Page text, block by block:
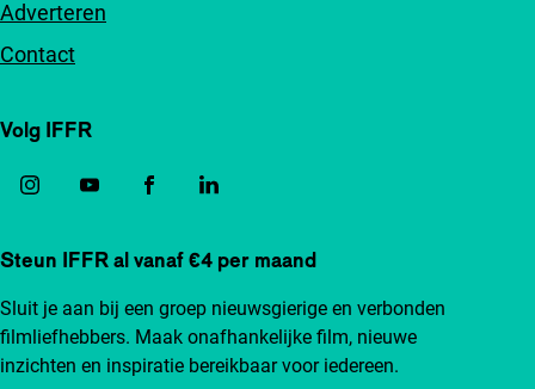
Adverteren
Contact
Volg IFFR
Steun IFFR al vanaf €4 per maand
Sluit je aan bij een groep nieuwsgierige en verbonden
filmliefhebbers. Maak onafhankelijke film, nieuwe
inzichten en inspiratie bereikbaar voor iedereen.